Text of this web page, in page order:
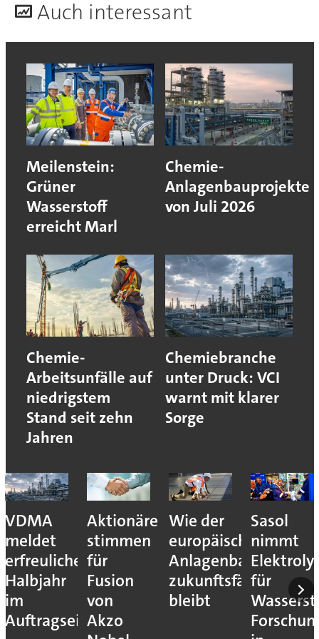
Auch interessant
Meilenstein:
Grüner
Wasserstoff
erreicht Marl
Chemie-
Anlagenbauprojekte
von Juli 2026
Chemie-
Arbeitsunfälle auf
niedrigstem
Stand seit zehn
Jahren
Chemiebranche
unter Druck: VCI
warnt mit klarer
Sorge
VDMA
meldet
erfreuliches
Halbjahr
im
Auftragseingang
Aktionäre
stimmen
für
Fusion
von
Akzo
Wie der
europäische
Anlagenbau
zukunftsfähig
bleibt
Sasol
nimmt
für